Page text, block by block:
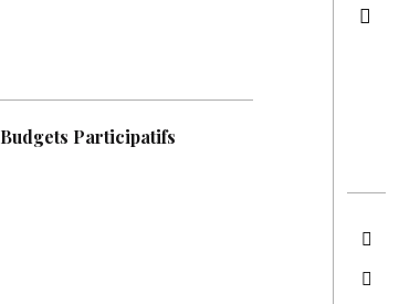
Budgets Participatifs